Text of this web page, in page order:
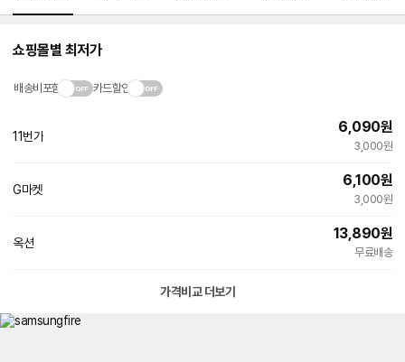
쇼핑몰별 최저가
배송비포함 카드할인
11번가
6,090원
3,000원
G마켓
6,100원
3,000원
옥션
13,890원
무료배송
가격비교 더보기